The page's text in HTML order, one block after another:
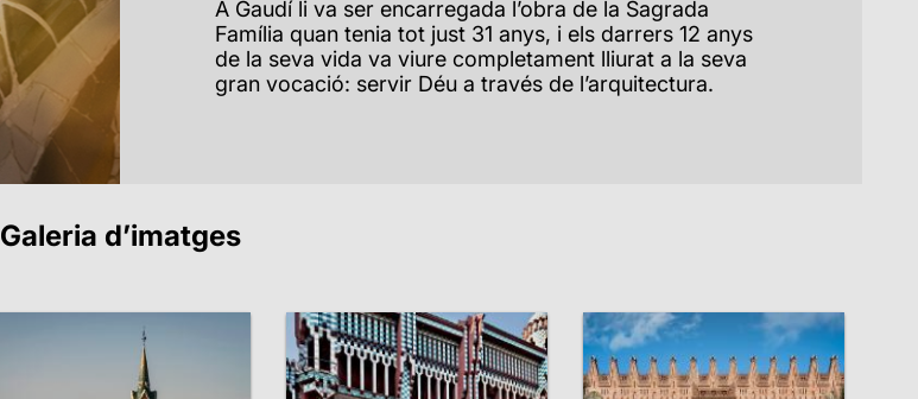
A Gaudí li va ser encarregada l’obra de la Sagrada
Família quan tenia tot just 31 anys, i els darrers 12 anys
de la seva vida va viure completament lliurat a la seva
gran vocació: servir Déu a través de l’arquitectura.
Galeria d’imatges